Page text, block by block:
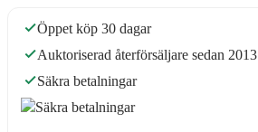
Öppet köp 30 dagar
Auktoriserad återförsäljare sedan 2013
Säkra betalningar